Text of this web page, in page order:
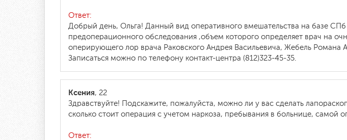
Ответ:
Добрый день, Ольга! Данный вид оперативного вмешательства на базе
предоперационного обследования ,объем которого определяет врач на
оперирующего лор врача Раковского Андрея Васильевича, Жебель Романа
Записаться можно по телефону контакт-центра (812)323-45-35.
Ксения, 22
Здравствуйте! Подскажите, пожалуйста, можно ли у вас сделать
сколько стоит операция с учетом наркоза, пребывания в больнице, самой
Ответ: